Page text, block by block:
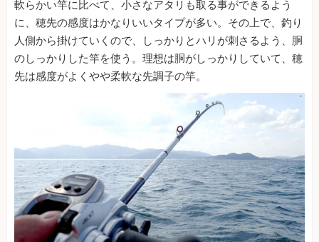
軟らかい竿に比べて、小さなアタリも取る事ができるよう
に、穂先の感度はかなりいいタイプが多い。その上で、釣り
人側から掛けていくので、しっかりとハリが刺さるよう、胴
のしっかりした竿を使う。理想は胴がしっかりしていて、穂
先は感度がよくやや柔軟な先調子の竿。